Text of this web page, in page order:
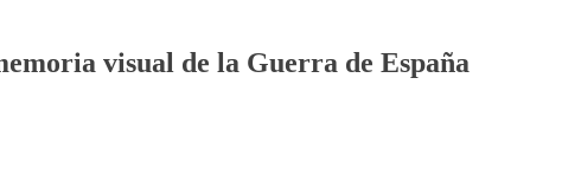
visual de la Guerra de España